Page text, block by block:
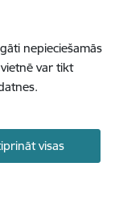
nepieciešamās
var tikt
visas